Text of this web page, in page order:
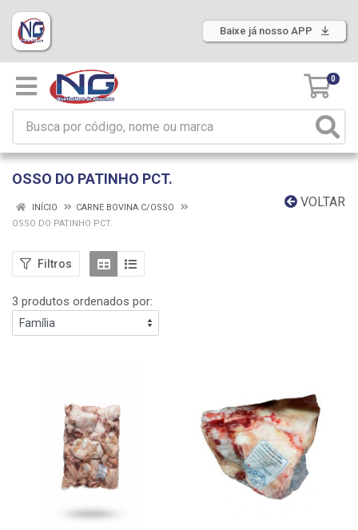
Baixe já nosso APP
0
OSSO DO PATINHO PCT.
VOLTAR
INÍCIO
CARNE BOVINA C/OSSO
OSSO DO PATINHO PCT.
Filtros
3 produtos ordenados por: